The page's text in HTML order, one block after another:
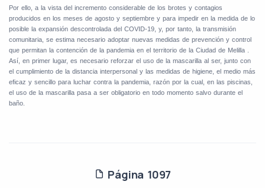
Por ello, a la vista del incremento considerable de los brotes y contagios
producidos en los meses de agosto y septiembre y para impedir en la medida de lo
posible la expansión descontrolada del COVID-19, y, por tanto, la transmisión
comunitaria, se estima necesario adoptar nuevas medidas de prevención y control
que permitan la contención de la pandemia en el territorio de la Ciudad de Melilla .
Así, en primer lugar, es necesario reforzar el uso de la mascarilla al ser, junto con
el cumplimiento de la distancia interpersonal y las medidas de higiene, el medio más
eficaz y sencillo para luchar contra la pandemia, razón por la cual, en las piscinas,
el uso de la mascarilla pasa a ser obligatorio en todo momento salvo durante el
baño.
Página 1097